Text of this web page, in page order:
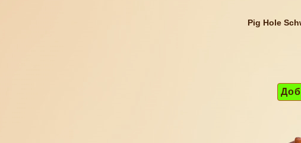
Pig Hole